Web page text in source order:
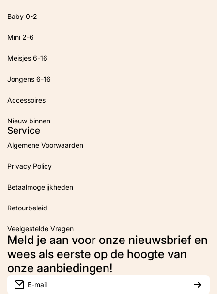
Baby 0-2
Mini 2-6
Meisjes 6-16
Jongens 6-16
Accessoires
Nieuw binnen
Service
Algemene Voorwaarden
Privacy Policy
Betaalmogelijkheden
Retourbeleid
Veelgestelde Vragen
Meld je aan voor onze nieuwsbrief en
wees als eerste op de hoogte van
onze aanbiedingen!
E-mail